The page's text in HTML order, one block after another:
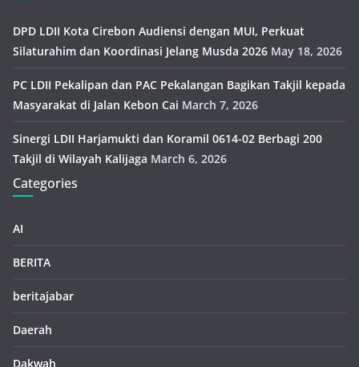
DPD LDII Kota Cirebon Audiensi dengan MUI, Perkuat
Silaturahim dan Koordinasi Jelang Musda 2026 May 18, 2026
PC LDII Pekalipan dan PAC Pekalangan Bagikan Takjil kepada
Masyarakat di Jalan Kebon Cai March 7, 2026
Sinergi LDII Harjamukti dan Koramil 0614-02 Berbagi 200
Takjil di Wilayah Kalijaga March 6, 2026
Categories
AI
BERITA
beritajabar
Daerah
Dakwah